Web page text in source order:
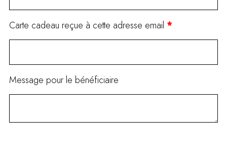
Carte cadeau reçue à cette adresse email *
Message pour le bénéficiaire